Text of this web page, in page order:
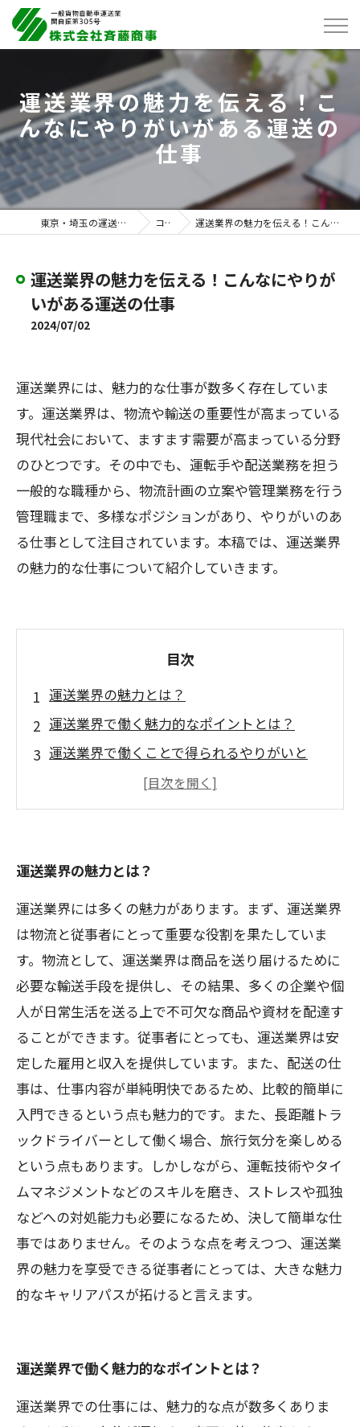
運送業界の魅力を伝える！こ
んなにやりがいがある運送の
仕事
東京・埼玉の運送は株式会社斉藤商事 コラム 運送業界の魅力を伝える！こんなにやりがいがある運送の仕事
運送業界の魅力を伝える！こんなにやりが
いがある運送の仕事
2024/07/02
運送業界には、魅力的な仕事が数多く存在していま
す。運送業界は、物流や輸送の重要性が高まっている
現代社会において、ますます需要が高まっている分野
のひとつです。その中でも、運転手や配送業務を担う
一般的な職種から、物流計画の立案や管理業務を行う
管理職まで、多様なポジションがあり、やりがいのあ
る仕事として注目されています。本稿では、運送業界
の魅力的な仕事について紹介していきます。
目次
運送業界の魅力とは？
運送業界で働く魅力的なポイントとは？
運送業界で働くことで得られるやりがいと
運送業界でのキャリアアップの可能性とは？
るものだった！
運送業界の魅力とは？
運送業界には多くの魅力があります。まず、運送業界
は物流と従事者にとって重要な役割を果たしていま
す。物流として、運送業界は商品を送り届けるために
必要な輸送手段を提供し、その結果、多くの企業や個
人が日常生活を送る上で不可欠な商品や資材を配達す
ることができます。従事者にとっても、運送業界は安
定した雇用と収入を提供しています。また、配送の仕
事は、仕事内容が単純明快であるため、比較的簡単に
入門できるという点も魅力的です。また、長距離トラ
ックドライバーとして働く場合、旅行気分を楽しめる
という点もあります。しかしながら、運転技術やタイ
ムマネジメントなどのスキルを磨き、ストレスや孤独
などへの対処能力も必要になるため、決して簡単な仕
事ではありません。そのような点を考えつつ、運送業
界の魅力を享受できる従事者にとっては、大きな魅力
的なキャリアパスが拓けると言えます。
運送業界で働く魅力的なポイントとは？
運送業界での仕事には、魅力的な点が数多くありま